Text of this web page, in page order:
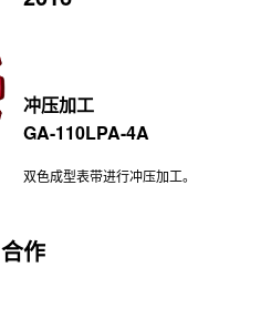
冲压加工
GA-110LPA-4A
双色成型表带进行冲压加工。
合作